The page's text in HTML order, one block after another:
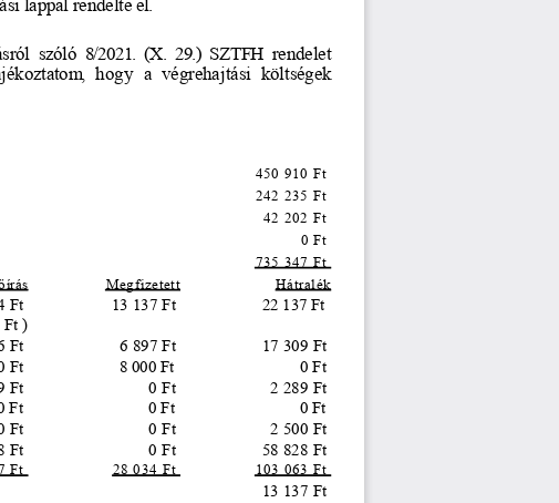
szóló 8/2021. (X. 29.) SZTFH rendelet
,  hogy a  végrehajtási költségek
450 910 Ft
242 235 Ft
42 202 Ft
0 Ft
735 347 Ft
írás Megfizetett Hátralék
Ft
Ft )
13 137 Ft 22 137 Ft
Ft 6 897 Ft
17 309 Ft
Ft 8 000 Ft
0 Ft
Ft 0 Ft
2 289 Ft
Ft 0 Ft
0 Ft
Ft 0 Ft
2 500 Ft
Ft 0 Ft
58 828 Ft
Ft 28 034 Ft
103 063 Ft
13 137 Ft